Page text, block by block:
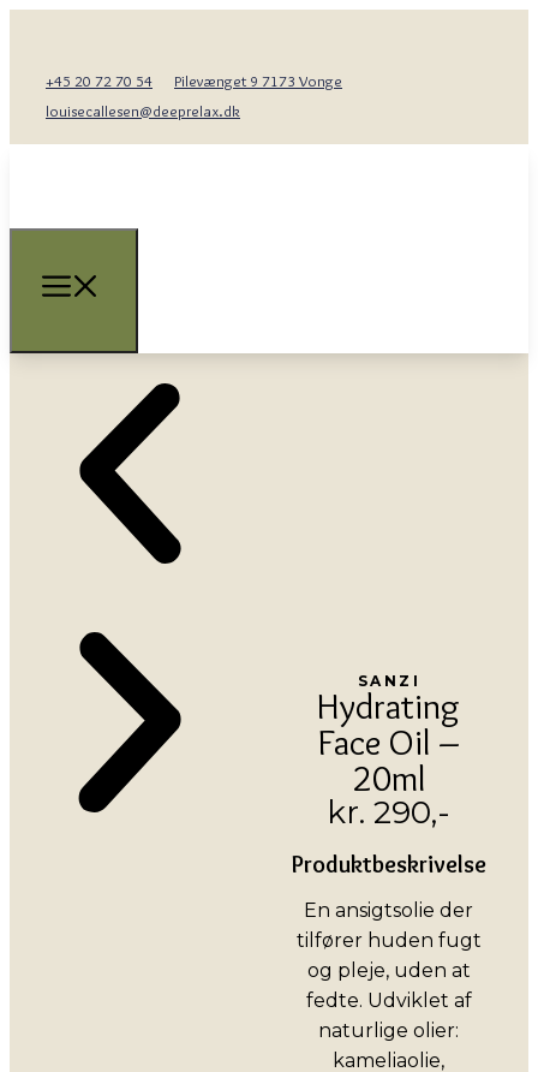
+45 20 72 70 54
Pilevænget 9 7173 Vonge
louisecallesen@deeprelax.dk
SANZI
Hydrating
Face Oil –
20ml
kr. 290,-
Produktbeskrivelse
En ansigtsolie der
tilfører huden fugt
og pleje, uden at
fedte. Udviklet af
naturlige olier:
kameliaolie,